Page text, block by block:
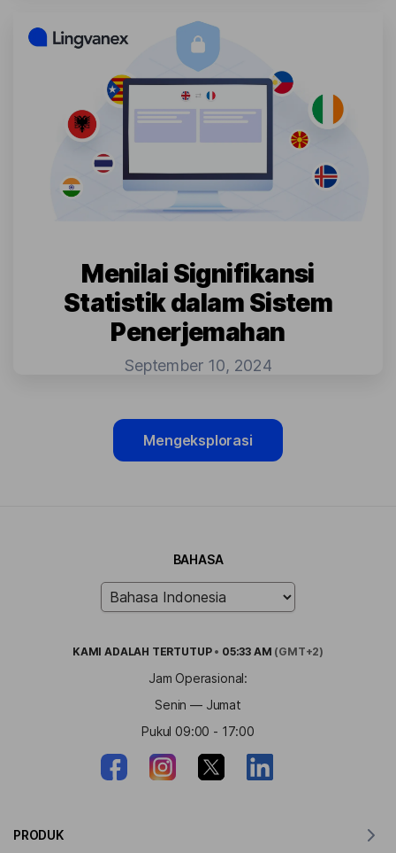
Menilai Signifikansi
Statistik dalam Sistem
Penerjemahan
September 10, 2024
Mengeksplorasi
BAHASA
KAMI ADALAH TERTUTUP • 05:33 AM (GMT+2)
Jam Operasional:
Senin — Jumat
Pukul 09:00 - 17:00
PRODUK